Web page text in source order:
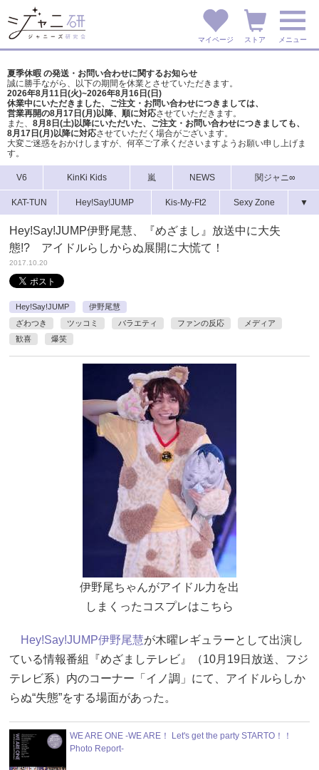
マイページ ストア メニュー
夏季休暇 の発送・お問い合わせに関するお知らせ
誠に勝手ながら、以下の期間を休業とさせていただきます。
2026年8月11日(火)~2026年8月16日(日)
休業中にいただきました、ご注文・お問い合わせにつきましては、
営業再開の8月17日(月)以降、順に対応させていただきます。
また、 8月8日(土)以降にいただいた、ご注文・ お問い合わせにつきましても、
8月17日(月)以降に対応させていただく場合がございます。
大変ご迷惑をおかけしますが、 何卒ご了承くださいますようお願い申し上げま
す。
V6 KinKi Kids 嵐 NEWS 関ジャニ∞
KAT-TUN Hey!Say!JUMP Kis-My-Ft2 Sexy Zone ▼
Hey!Say!JUMP伊野尾慧、『めざまし』放送中に大失
態!? アイドルらしからぬ展開に大慌て！
2017.10.20
Hey!Say!JUMP
伊野尾慧
ざわつき
ツッコミ バラエティ ファンの反応
メディア
歓喜
爆笑
伊野尾ちゃんがアイドル力を出
しまくったコスプレはこちら
Hey!Say!JUMP伊野尾慧が木曜レギュラーとして出演し
ている情報番組『めざましテレビ』（10月19日放送、フジ
テレビ系）内のコーナー「イノ調」にて、アイドルらしか
らぬ“失態”をする場面があった。
WE ARE ONE -WE ARE！ Let's get the party STARTO！！
Photo Report-